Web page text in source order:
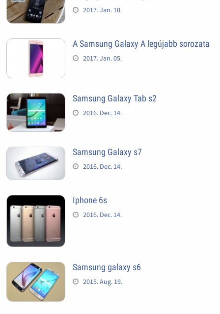
2017. Jan. 10.
A Samsung Galaxy A legújabb sorozata
2017. Jan. 05.
Samsung Galaxy Tab s2
2016. Dec. 14.
Samsung Galaxy s7
2016. Dec. 14.
Iphone 6s
2016. Dec. 14.
Samsung galaxy s6
2015. Aug. 19.